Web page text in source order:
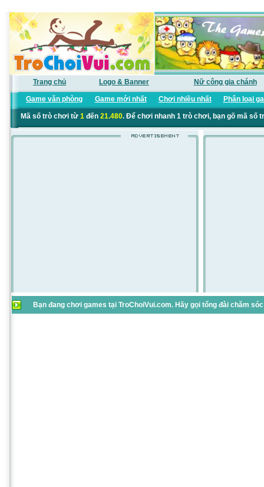
Trang chủ Logo & Banner Nữ công gia chánh
Game văn phòng Game mới nhất Chơi nhiều nhất Phân loại
Mã số trò chơi từ 1đến 21.480. Để chơi nhanh 1 trò chơi, bạn gõ mã số
Bạn đang chơi games tại TroChoiVui.com. Hãy gọi tổng đài chăm